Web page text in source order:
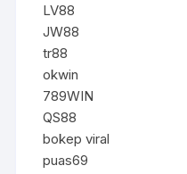
LV88
JW88
tr88
okwin
789WIN
QS88
bokep viral
puas69